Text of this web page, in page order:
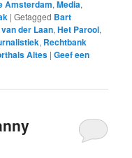
Amsterdam,Media,
|Getagged Bart
der Laan,Het Parool,
, Rechtbank
Altes |Geef een